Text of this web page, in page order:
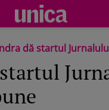
dă startul Jurnalului